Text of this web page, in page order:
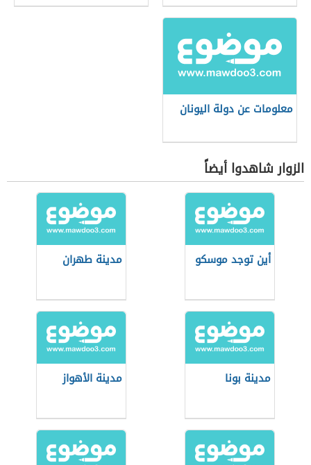
معلومات عن دولة اليونان
الزوار شاهدوا أيضاً
أين توجد موسكو مدينة طهران
مدينة بونا مدينة الأهواز